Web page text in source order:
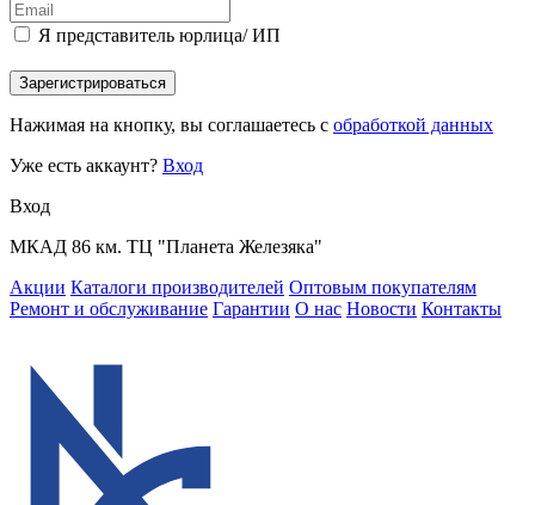
Я представитель юрлица/ ИП
Зарегистрироваться
Нажимая на кнопку, вы соглашаетесь с обработкой данных
Уже есть аккаунт? Вход
Вход
МКАД 86 км. ТЦ "Планета Железяка"
Акции Каталоги производителей Оптовым покупателям
Ремонт и обслуживание Гарантии О нас Новости Контакты